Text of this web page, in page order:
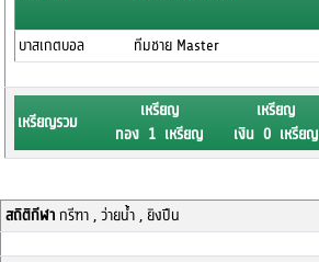
บาสเกตบอล ทีมชาย Master
เหรียญรวม
เหรียญ
ทอง 1 เหรียญ
เหรียญ
เงิน 0 เหรียญ
สถิติกีฬากรีฑา , ว่ายน้ำ , ยิงปืน